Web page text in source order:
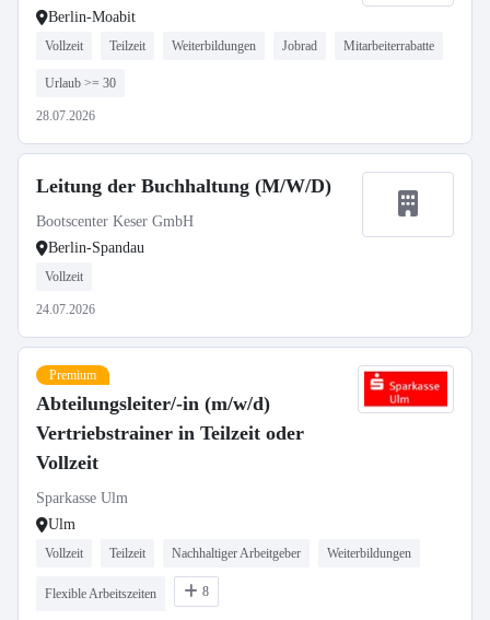
Berlin-Moabit
Vollzeit Teilzeit Weiterbildungen Jobrad Mitarbeiterrabatte
Urlaub >= 30
28.07.2026
Leitung der Buchhaltung (M/W/D)
Bootscenter Keser GmbH
Berlin-Spandau
Vollzeit
24.07.2026
Premium
Abteilungsleiter/-in (m/w/d)
Vertriebstrainer in Teilzeit oder
Vollzeit
Sparkasse Ulm
Ulm
Vollzeit Teilzeit Nachhaltiger Arbeitgeber Weiterbildungen
Flexible Arbeitszeiten 8